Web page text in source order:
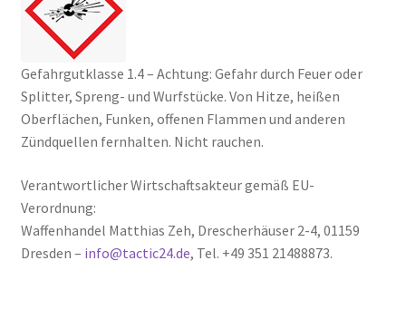
Gefahrgutklasse 1.4 – Achtung: Gefahr durch Feuer oder
Splitter, Spreng- und Wurfstücke. Von Hitze, heißen
Oberflächen, Funken, offenen Flammen und anderen
Zündquellen fernhalten. Nicht rauchen.
Verantwortlicher Wirtschaftsakteur gemäß EU-
Verordnung:
Waffenhandel Matthias Zeh, Drescherhäuser 2-4, 01159
Dresden – info@tactic24.de, Tel. +49 351 21488873.